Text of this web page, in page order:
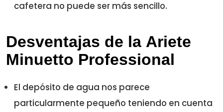
cafetera no puede ser más sencillo.
Desventajas de la Ariete
Minuetto Professional
El depósito de agua nos parece
particularmente pequeño teniendo en cuenta